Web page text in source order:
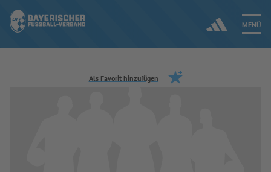
MENÜ
Jetzt einloggen
Als Favorit hinzufügen